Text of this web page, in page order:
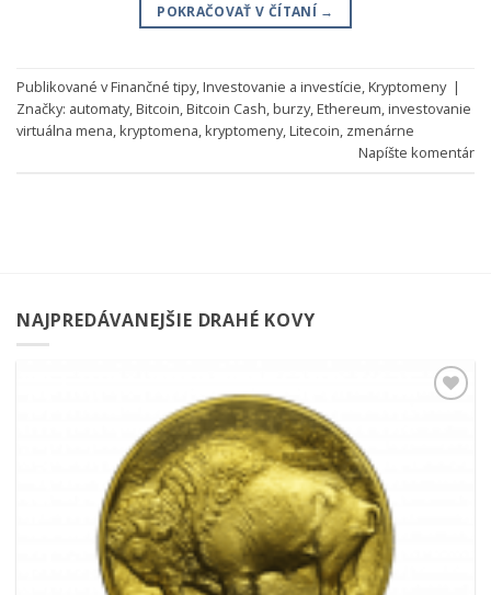
POKRAČOVAŤ V ČÍTANÍ →
Publikované vFinančné tipy,Investovanie a investície,Kryptomeny |
Značky: automaty,Bitcoin,Bitcoin Cash,burzy,Ethereum,investovanie
virtuálna mena,kryptomena,kryptomeny,Litecoin, zmenárne
Napíšte komentár
NAJPREDÁVANEJŠIE DRAHÉ KOVY